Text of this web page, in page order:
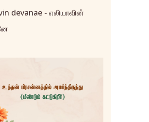
devanae - எலியாவின்